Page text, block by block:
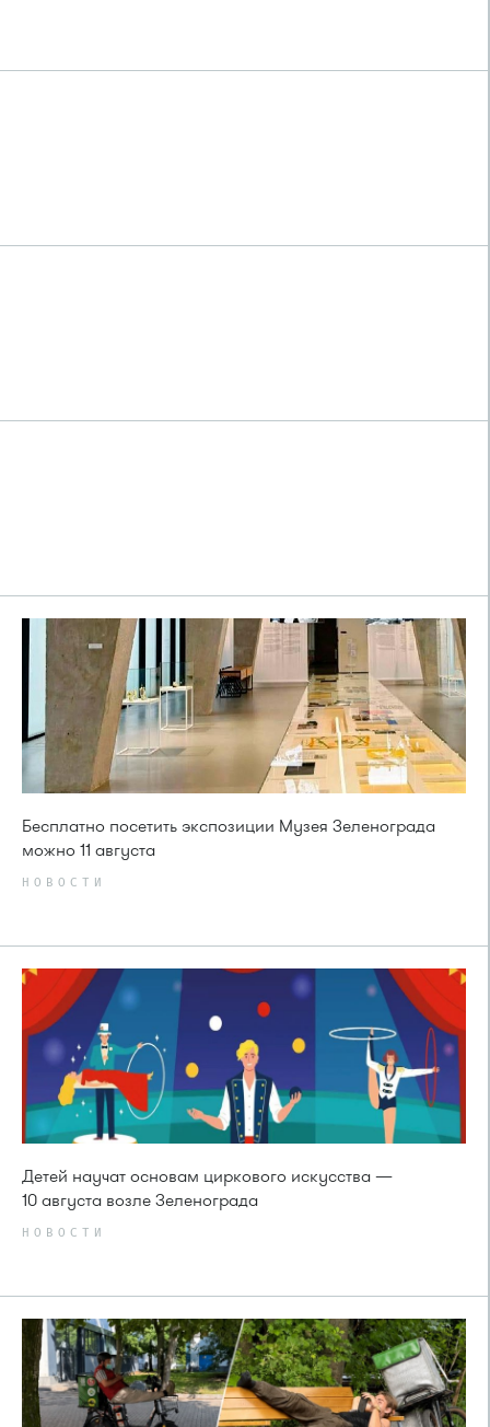
Бесплатно посетить экспозиции Музея Зеленограда
можно 11 августа
НОВОСТИ
Детей научат основам циркового искусства —
10 августа возле Зеленограда
НОВОСТИ